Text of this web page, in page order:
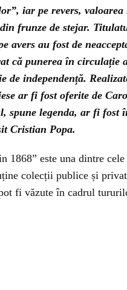
iar pe revers,
frunze de stejar.
avers au fost de
că punerea în circulație
de independență.
ar fi fost oferite de
spune legenda, ar fi fost
Cristian Popa.
1868” este una dintre
colecții publice și
fi văzute în cadrul